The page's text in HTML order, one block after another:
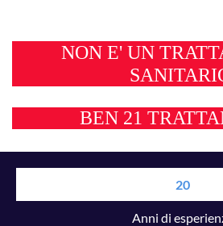
NON E' UN
BEN 21
20
Anni di